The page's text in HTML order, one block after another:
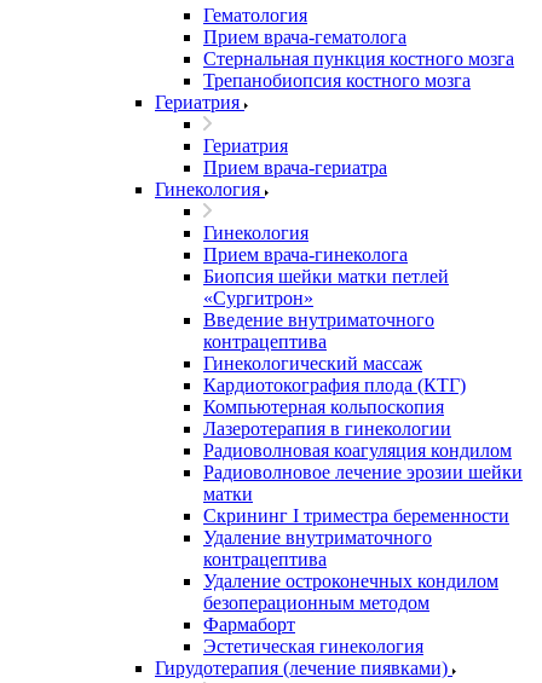
Гематология
Прием врача-гематолога
Стернальная пункция костного мозга
Трепанобиопсия костного мозга
Гериатрия
Гериатрия
Прием врача-гериатра
Гинекология
Гинекология
Прием врача-гинеколога
Биопсия шейки матки петлей
«Сургитрон»
Введение внутриматочного
контрацептива
Гинекологический массаж
Кардиотокография плода (КТГ)
Компьютерная кольпоскопия
Лазеротерапия в гинекологии
Радиоволновая коагуляция кондилом
Радиоволновое лечение эрозии шейки
матки
Скрининг I триместра беременности
Удаление внутриматочного
контрацептива
Удаление остроконечных кондилом
безоперационным методом
Фармаборт
Эстетическая гинекология
Гирудотерапия (лечение пиявками)